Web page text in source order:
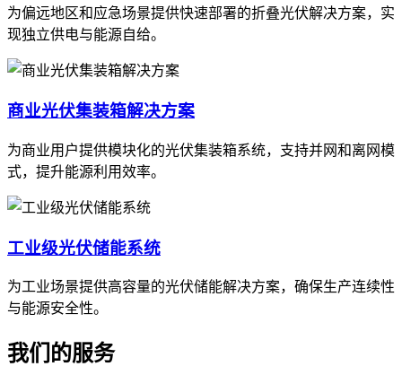
为偏远地区和应急场景提供快速部署的折叠光伏解决方案，实
现独立供电与能源自给。
商业光伏集装箱解决方案
为商业用户提供模块化的光伏集装箱系统，支持并网和离网模
式，提升能源利用效率。
工业级光伏储能系统
为工业场景提供高容量的光伏储能解决方案，确保生产连续性
与能源安全性。
我们的服务